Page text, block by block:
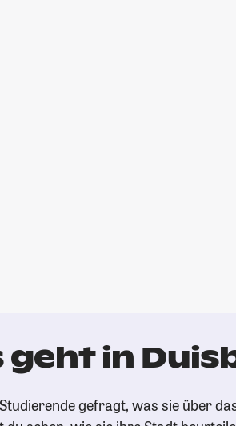
geht in
gefragt, was sie über